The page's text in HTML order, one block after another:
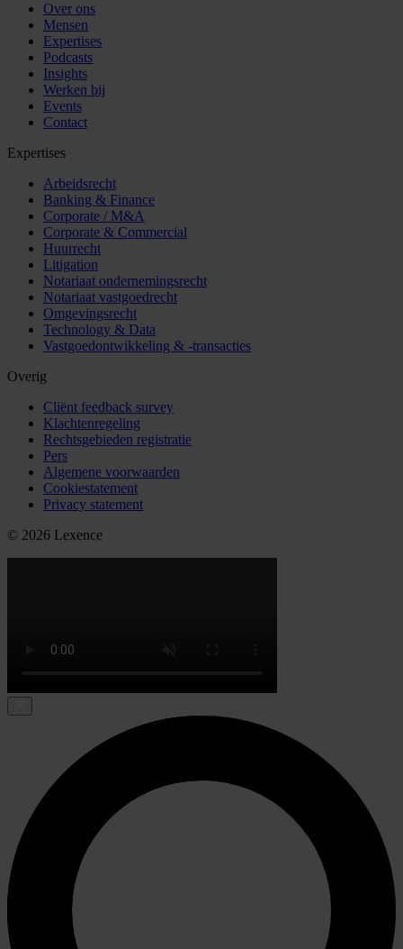
Over ons
Mensen
Expertises
Podcasts
Insights
Werken bij
Events
Contact
Expertises
Arbeidsrecht
Banking & Finance
Corporate / M&A
Corporate & Commercial
Huurrecht
Litigation
Notariaat ondernemingsrecht
Notariaat vastgoedrecht
Omgevingsrecht
Technology & Data
Vastgoedontwikkeling & -transacties
Overig
Cliënt feedback survey
Klachtenregeling
Rechtsgebieden registratie
Pers
Algemene voorwaarden
Cookiestatement
Privacy statement
© 2026 Lexence